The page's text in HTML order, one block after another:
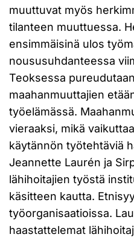
muuttuvat myös
tilanteen muuttuessa.
ensimmäisinä ulos
noususuhdanteessa
Teoksessa
maahanmuuttajien
työelämässä.
vieraaksi, mikä
käytännön työtehtäviä
Jeannette Laurén ja
lähihoitajien työstä
käsitteen kautta.
työorganisaatioissa.
haastattelemat